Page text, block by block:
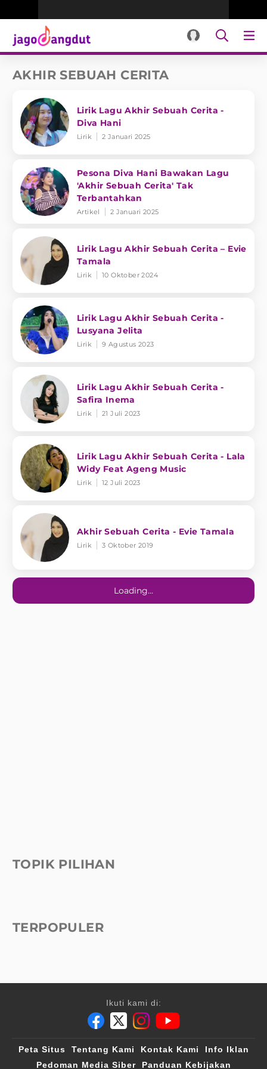
AKHIR SEBUAH CERITA
Lirik Lagu Akhir Sebuah Cerita -
Diva Hani
Lirik 2 Januari 2025
Pesona Diva Hani Bawakan Lagu
'Akhir Sebuah Cerita' Tak
Terbantahkan
Artikel 2 Januari 2025
Lirik Lagu Akhir Sebuah Cerita – Evie
Tamala
Lirik 10 Oktober 2024
Lirik Lagu Akhir Sebuah Cerita -
Lusyana Jelita
Lirik 9 Agustus 2023
Lirik Lagu Akhir Sebuah Cerita -
Safira Inema
Lirik 21 Juli 2023
Lirik Lagu Akhir Sebuah Cerita - Lala
Widy Feat Ageng Music
Lirik 12 Juli 2023
Akhir Sebuah Cerita - Evie Tamala
Lirik 3 Oktober 2019
Loading...
TOPIK PILIHAN
TERPOPULER
Ikuti kami di:
Peta Situs Tentang Kami Kontak Kami
Info Iklan
Pedoman Media Siber
Panduan Kebijakan